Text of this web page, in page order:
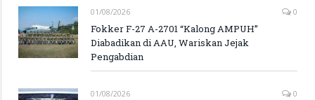
01/08/2026 0
Fokker F-27 A-2701 “Kalong AMPUH”
Diabadikan di AAU, Wariskan Jejak
Pengabdian
01/08/2026 0